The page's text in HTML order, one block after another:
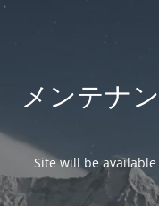
メンテナ
Site will be